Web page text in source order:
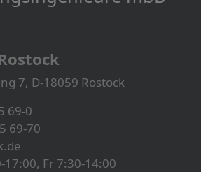
7, D-18059 Rostock
69-0
69-70
17:00, Fr 7:30-14:00